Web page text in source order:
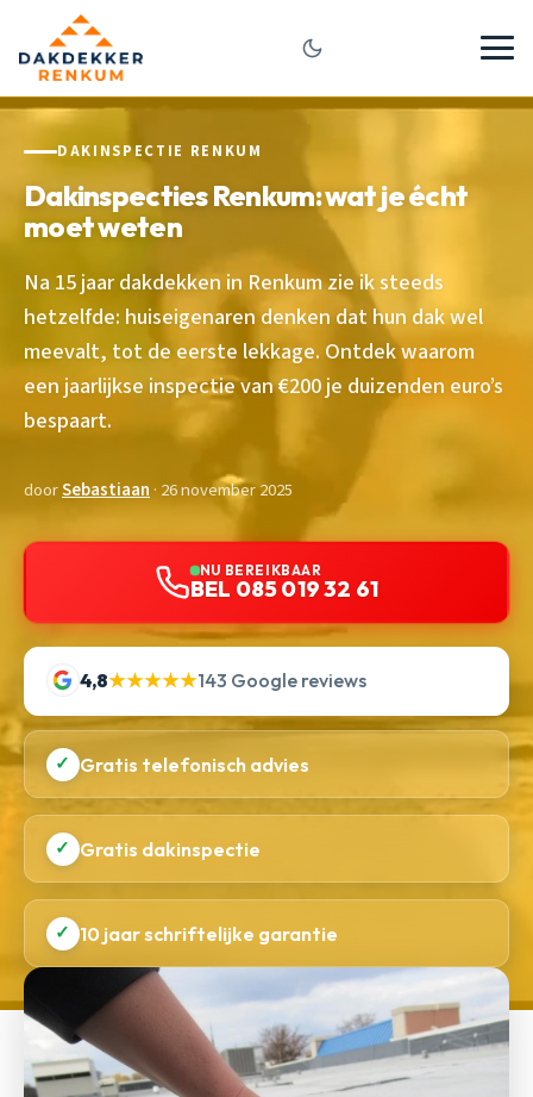
DAKINSPECTIE RENKUM
Dakinspecties Renkum: wat je écht
moet weten
Na 15 jaar dakdekken in Renkum zie ik steeds
hetzelfde: huiseigenaren denken dat hun dak wel
meevalt, tot de eerste lekkage. Ontdek waarom
een jaarlijkse inspectie van €200 je duizenden euro’s
bespaart.
doorSebastiaan · 26 november 2025
NU BEREIKBAAR
BEL 085 019 32 61
4,8★★★★★143 Google reviews
✓ Gratis telefonisch advies
✓ Gratis dakinspectie
✓ 10 jaar schriftelijke garantie